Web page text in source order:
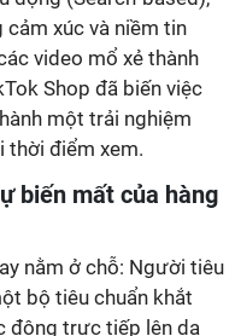
cảm xúc và niềm tin
video mổ xẻ thành
Shop đã biến việc
một trải nghiệm
thời điểm xem.
biến mất của hàng
nằm ở chỗ: Người tiêu
bộ tiêu chuẩn khắt
động trực tiếp lên da